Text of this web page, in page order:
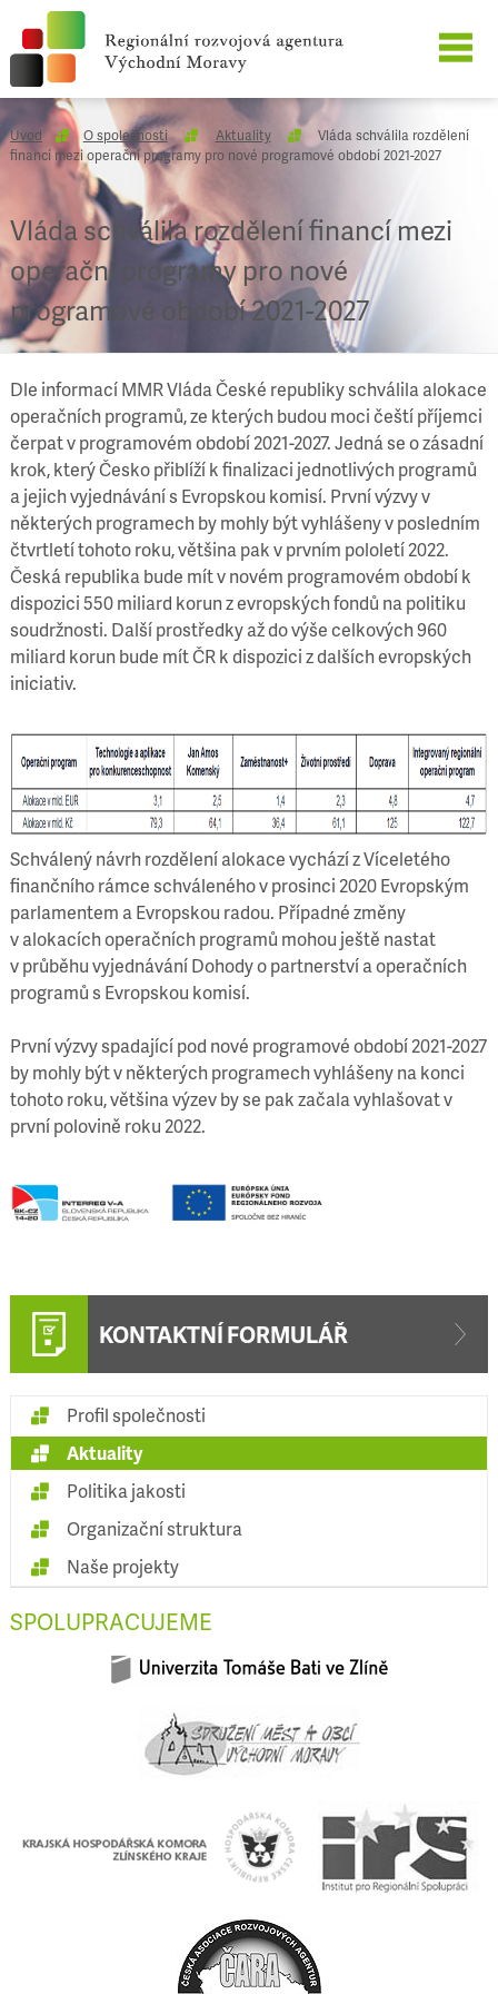
O SPOLEČNOSTI
NAŠE SLUŽBY
REFERENCE
KARIÉRA
KONTAKT
Úvod O společnosti Aktuality
Vláda schválila rozdělení
financí mezi operační programy pro nové programové období 2021-2027
Vláda schválila rozdělení financí mezi
operační programy pro nové
programové období 2021-2027
Dle informací MMR Vláda České republiky schválila alokace
operačních programů, ze kterých budou moci čeští příjemci
čerpat v programovém období 2021-2027. Jedná se o zásadní
krok, který Česko přiblíží k finalizaci jednotlivých programů
a jejich vyjednávání s Evropskou komisí. První výzvy v
některých programech by mohly být vyhlášeny v posledním
čtvrtletí tohoto roku, většina pak v prvním pololetí 2022.
Česká republika bude mít v novém programovém období k
dispozici 550 miliard korun z evropských fondů na politiku
soudržnosti. Další prostředky až do výše celkových 960
miliard korun bude mít ČR k dispozici z dalších evropských
iniciativ.
Schválený návrh rozdělení alokace vychází z Víceletého
finančního rámce schváleného v prosinci 2020 Evropským
parlamentem a Evropskou radou. Případné změny
v alokacích operačních programů mohou ještě nastat
v průběhu vyjednávání Dohody o partnerství a operačních
programů s Evropskou komisí.
První výzvy spadající pod nové programové období 2021-2027
by mohly být v některých programech vyhlášeny na konci
tohoto roku, většina výzev by se pak začala vyhlašovat v
první polovině roku 2022.
KONTAKTNÍ FORMULÁŘ
Profil společnosti
Aktuality
Politika jakosti
Organizační struktura
Naše projekty
SPOLUPRACUJEME